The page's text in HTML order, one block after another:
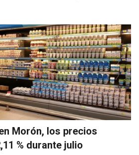
Morón, los precios
% durante julio